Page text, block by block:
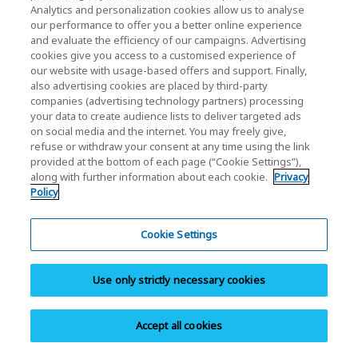
Nieuws
Evenement
Neem contact met ons op
KIOXIA Holdings Corporation (Relaties met
bedrijven / investeerders)
KIOXIA Holdings Corporation Home
Relaties met investeerders
Analytics and personalization cookies allow us to analyse
our performance to offer you a better online experience
and evaluate the efficiency of our campaigns. Advertising
cookies give you access to a customised experience of
our website with usage-based offers and support. Finally,
also advertising cookies are placed by third-party
companies (advertising technology partners) processing
your data to create audience lists to deliver targeted ads
on social media and the internet. You may freely give,
refuse or withdraw your consent at any time using the link
provided at the bottom of each page (“Cookie Settings”),
along with further information about each cookie. Privacy
Policy
Cookie Settings
Use only strictly necessary cookies
Accept all cookies